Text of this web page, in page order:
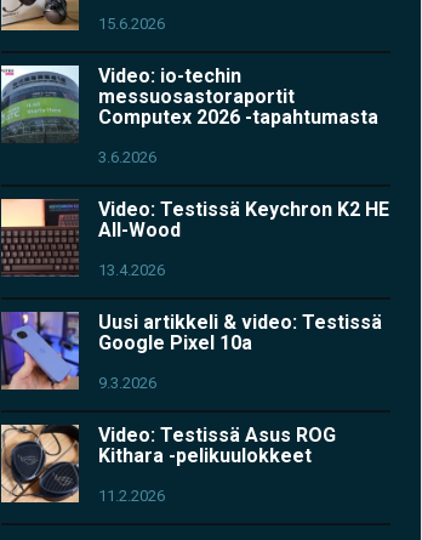
15.6.2026
Video: io-techin
messuosastoraportit
Computex 2026 -tapahtumasta
3.6.2026
Video: Testissä Keychron K2 HE
All-Wood
13.4.2026
Uusi artikkeli & video: Testissä
Google Pixel 10a
9.3.2026
Video: Testissä Asus ROG
Kithara -pelikuulokkeet
11.2.2026